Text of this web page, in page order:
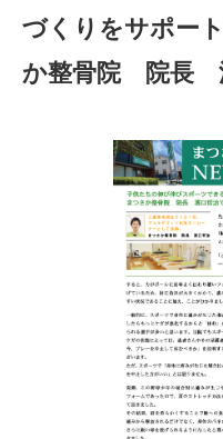
づくりをサポー
か整骨院 院長